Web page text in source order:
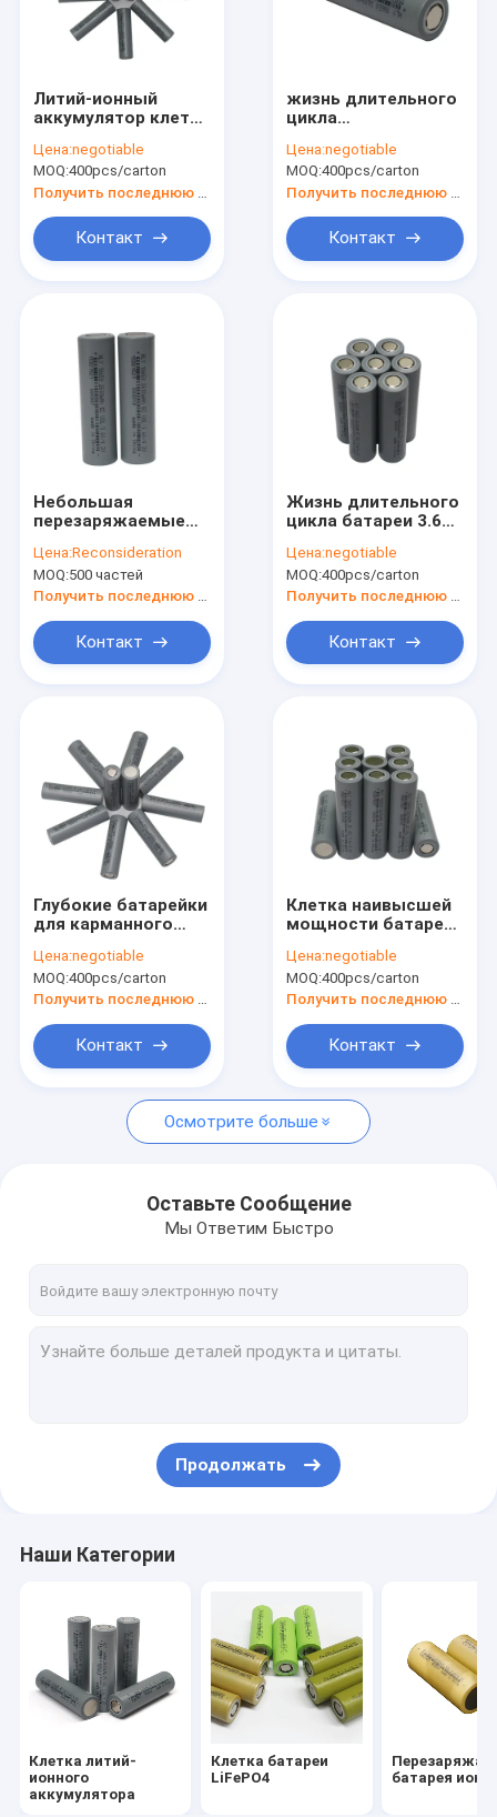
Продукты
О нас
Путешествие фабрики
Новости
Случаи
Клетка литий-ионного аккумулятора
Перезаряжаемые батарея иона Li
батарея 2200mah 18650
батарея 26650 4000mah
26650 батарея 5000mah
Батарея LMFP
Блок питания батареи
Литий-ионный
аккумулятор клеток
18650
перезаряжаемые
для электрического
скутера
Цена:negotiable
MOQ:400pcs/carton
Контакт
жизнь длительного
цикла
элементов иона
лития 2600mAh 3.6V
18650
перезаряжаемые
Цена:negotiable
MOQ:400pcs/carton
Контакт
Небольшая
перезаряжаемые
батареи 2600mah
18650 для
автомобилей
Цена:Reconsideration
MOQ:500 частей
Получить последнюю цену
Контакт
Жизнь длительного
цикла батареи 3.6V
0.5C 2600mah 18650
Цена:negotiable
MOQ:400pcs/carton
Получить последнюю цену
Контакт
Глубокие батарейки
для карманного
мощности 3.6V
клеток ebike 18650
цикла
Цена:negotiable
MOQ:400pcs/carton
Получить последнюю цену
Контакт
Клетка наивысшей
мощности батареи
Li 3,6 вольт для
накопления энергии
Цена:negotiable
MOQ:400pcs/carton
Получить последнюю цену
Контакт
Осмотрите больше
Оставьте Сообщение
Мы Ответим Быстро
Продолжать
Наши Категории
Клетка литий-
ионного
аккумулятора
Клетка батареи
LiFePO4
батарея иона